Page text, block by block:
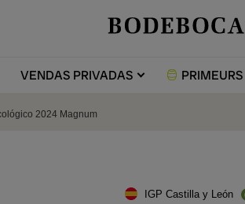
VENDASPRIVADAS PRIMEURS
2024 Magnum
IGP Castilla y León